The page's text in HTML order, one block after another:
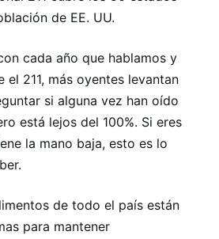
de EE. UU.
cada año que hablamos y
el 211, más oyentes levantan
si alguna vez han oído
está lejos del 100%. Si eres
la mano baja, esto es lo
de todo el país están
para mantener